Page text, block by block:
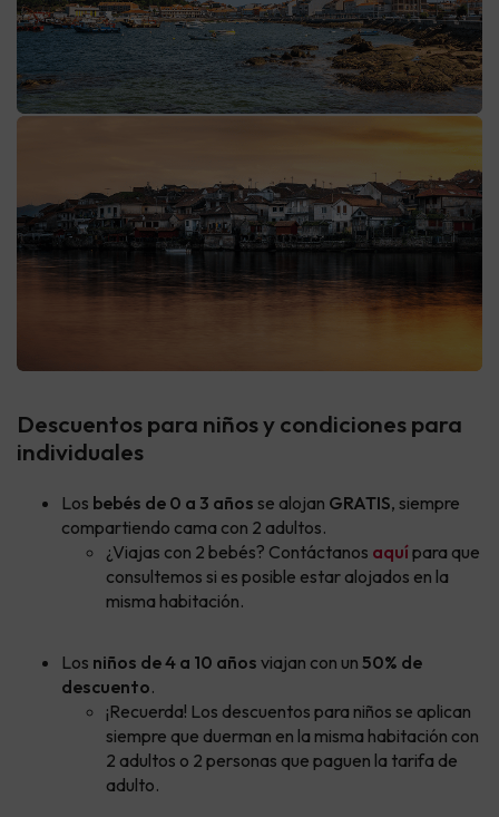
Descuentos para niños y condiciones para
individuales
Los bebés de 0 a 3 años se alojan GRATIS, siempre
compartiendo cama con 2 adultos.
¿Viajas con 2 bebés? Contáctanos aquípara que
consultemos si es posible estar alojados en la
misma habitación.
Los niños de 4 a 10 años viajan con un 50% de
descuento.
¡Recuerda! Los descuentos para niños se aplican
siempre que duerman en la misma habitación con
2 adultos o 2 personas que paguen la tarifa de
adulto.